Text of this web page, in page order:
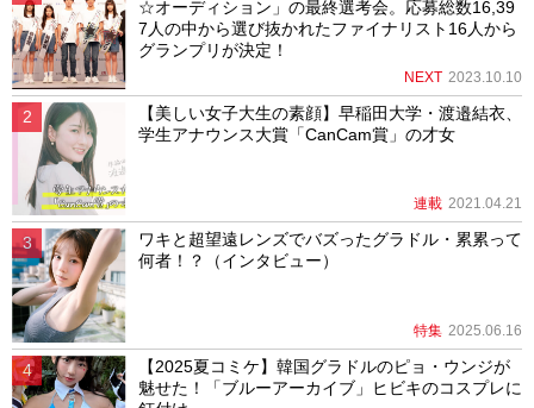
☆オーディション」の最終選考会。応募総数16,39
7人の中から選び抜かれたファイナリスト16人から
グランプリが決定！
NEXT 2023.10.10
【美しい女子大生の素顔】早稲田大学・渡邉結衣、
学生アナウンス大賞「CanCam賞」の才女
連載 2021.04.21
ワキと超望遠レンズでバズったグラドル・累累って
何者！？（インタビュー）
特集 2025.06.16
【2025夏コミケ】韓国グラドルのピョ・ウンジが
魅せた！「ブルーアーカイブ」ヒビキのコスプレに